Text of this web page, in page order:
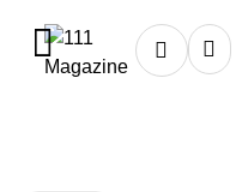
Home /